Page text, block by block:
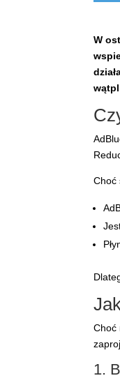
W
Choć
Choć
1.